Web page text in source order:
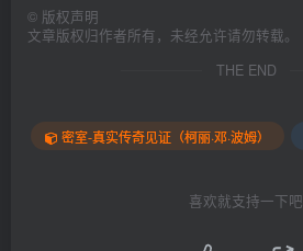
© 版权声明
文章版权归作者所有，未经允许请勿转载。
THE END
密室-真实传奇见证（柯丽·邓·波姆）
喜欢就支持一下吧